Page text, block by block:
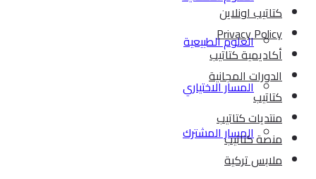
العلوم الطبيعية
المسار الاختياري
المسار المشترك
كتاتيب اونلاين
Privacy Policy
أكاديمية كتاتيب
الدورات المجانية
كتاتيب
منتديات كتاتيب
منصة كتاتيب
ملابس تركية